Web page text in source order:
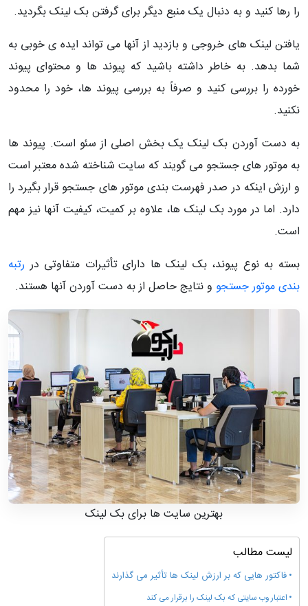
را رها کنید و به دنبال یک منبع دیگر برای گرفتن بک لینک بگردید.
یافتن لینک های خروجی و بازدید از آنها می تواند ایده ی خوبی به
شما بدهد. به خاطر داشته باشید که پیوند ها و محتوای پیوند
خورده را بررسی کنید و صرفاً به بررسی پیوند ها، خود را محدود
نکنید.
به دست آوردن بک لینک یک بخش اصلی از سئو است. پیوند ها
به موتور های جستجو می گویند که سایت شناخته شده معتبر است
و ارزش اینکه در صدر فهرست بندی موتور های جستجو قرار بگیرد را
دارد. اما در مورد بک لینک ها، علاوه بر کمیت، کیفیت آنها نیز مهم
است.
بسته به نوع پیوند، بک لینک ها دارای تأثیرات متفاوتی در رتبه
بندی موتور جستجو و نتایج حاصل از به دست آوردن آنها هستند.
بهترین سایت ها برای بک لینک
لیست مطالب
فاکتور هایی که بر ارزش لینک ها تأثیر می گذارند
اعتبار وب سایتی که بک لینک را برقرار می کند